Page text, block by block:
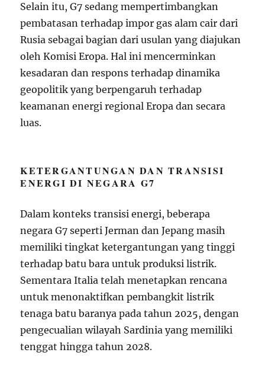
Selain itu, G7 sedang mempertimbangkan
pembatasan terhadap impor gas alam cair dari
Rusia sebagai bagian dari usulan yang diajukan
oleh Komisi Eropa. Hal ini mencerminkan
kesadaran dan respons terhadap dinamika
geopolitik yang berpengaruh terhadap
keamanan energi regional Eropa dan secara
luas.
KETERGANTUNGAN DAN TRANSISI
ENERGI DI NEGARA G7
Dalam konteks transisi energi, beberapa
negara G7 seperti Jerman dan Jepang masih
memiliki tingkat ketergantungan yang tinggi
terhadap batu bara untuk produksi listrik.
Sementara Italia telah menetapkan rencana
untuk menonaktifkan pembangkit listrik
tenaga batu baranya pada tahun 2025, dengan
pengecualian wilayah Sardinia yang memiliki
tenggat hingga tahun 2028.